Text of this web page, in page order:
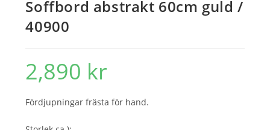
Soffbord abstrakt 60cm guld /
40900
2,890 kr
Fördjupningar frästa för hand.